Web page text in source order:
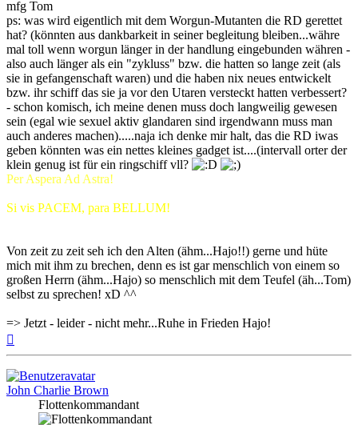
mfg Tom
ps: was wird eigentlich mit dem Worgun-Mutanten die RD gerettet
hat? (könnten aus dankbarkeit in seiner begleitung bleiben...währe
mal toll wenn worgun länger in der handlung eingebunden währen -
also auch länger als ein "zykluss" bzw. die hatten so lange zeit (als
sie in gefangenschaft waren) und die haben nix neues entwickelt
bzw. ihr schiff das sie ja vor den Utaren versteckt hatten verbessert?
- schon komisch, ich meine denen muss doch langweilig gewesen
sein (egal wie sexuel aktiv glandaren sind irgendwann muss man
auch anderes machen).....naja ich denke mir halt, das die RD iwas
geben könnten was ein nettes kleines gadget ist....(intervall orter der
klein genug ist für ein ringschiff vll?
Per Aspera Ad Astra!
Si vis PACEM, para BELLUM!
Von zeit zu zeit seh ich den Alten (ähm...Hajo!!) gerne und hüte
mich mit ihm zu brechen, denn es ist gar menschlich von einem so
großen Herrn (ähm...Hajo) so menschlich mit dem Teufel (äh...Tom)
selbst zu sprechen! xD ^^
=> Jetzt - leider - nicht mehr...Ruhe in Frieden Hajo!
John Charlie Brown
Flottenkommandant